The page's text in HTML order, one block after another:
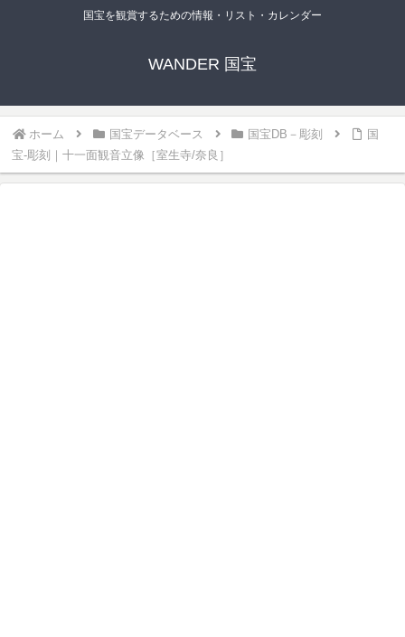
国宝を観賞するための情報・リスト・カレンダー
WANDER 国宝
ホーム 国宝データベース 国宝DB－彫刻
国
宝-彫刻｜十一面観音立像［室生寺/奈良］